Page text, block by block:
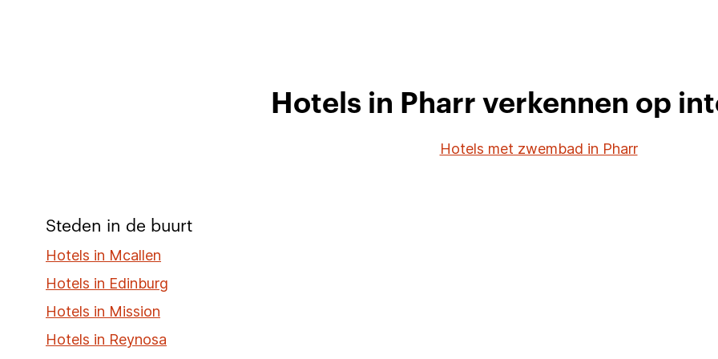
Hotels in Pharr verkennen op
Hotels met zwembad in Pharr
Steden in de buurt
Hotels in Mcallen
Hotels in Edinburg
Hotels in Mission
Hotels in Reynosa